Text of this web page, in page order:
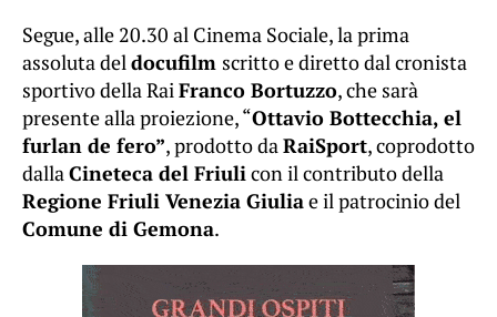
Segue, alle 20.30 al Cinema Sociale, la prima
assoluta deldocufilm scritto e diretto dal cronista
sportivo della RaiFranco Bortuzzo, che sarà
presente alla proiezione, “Ottavio Bottecchia, el
furlan de fero”, prodotto daRaiSport, coprodotto
dallaCineteca del Friulicon il contributo della
Regione Friuli Venezia Giuliae il patrocinio del
Comune di Gemona.